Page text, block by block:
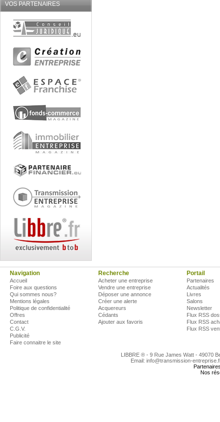
VOS PARTENAIRES
Navigation
Accueil
Foire aux questions
Qui sommes nous?
Mentions légales
Politique de confidentialité
Offres
Contact
C.G.V.
Publicité
Faire connaitre le site
Recherche
Acheter une entreprise
Vendre une entreprise
Déposer une annonce
Créer une alerte
Acquereurs
Cédants
Ajouter aux favoris
Portail
Partenaires
Actualités
Livres
Salons
Newsletter
Flux RSS
Flux RSS
Flux RSS
LIBBRE ® - 9 Rue James Watt - 49070
Email: info@transmission-
Nos